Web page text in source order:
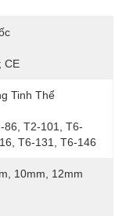
CE
Tinh Thể
86, T2-101, T6-
T6-131, T6-146
10mm, 12mm